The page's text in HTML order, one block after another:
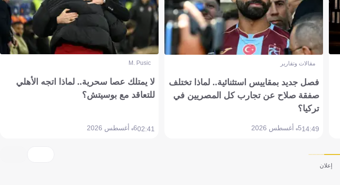
مقالات وتقارير
فصل جديد بمقاييس استثنائية.. لماذا تختلف
صفقة صلاح عن تجارب كل المصريين في
تركيا؟
14:495 أغسطس 2026
M. Pusic
لا يمتلك عصا سحرية.. لماذا اتجه الأهلي
للتعاقد مع بوسيتش؟
02:416 أغسطس 2026
إعلان